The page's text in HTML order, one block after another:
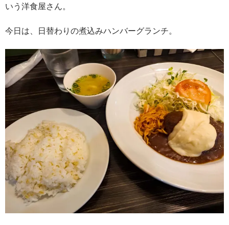
いう洋食屋さん。
今日は、日替わりの煮込みハンバーグランチ。